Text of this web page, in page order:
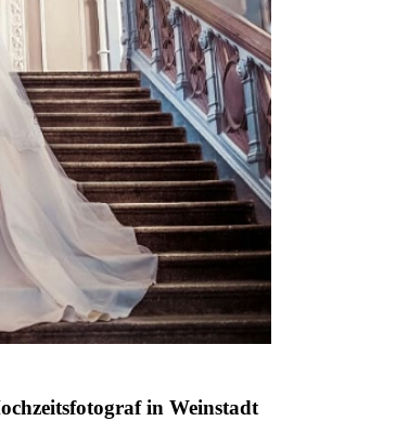
in Weinstadt